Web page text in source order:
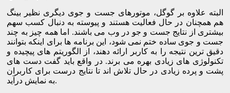
البته علاوه بر گوگل، موتورهای جست و جوی دیگری نظیر بینگ
هم همچنان در حال فعالیت هستند و پیوسته به دنبال کسب سهم
بیشتری از نتایج جست و جو در وب می باشند. اما همه چیز به چند
جست و جوی ساده ختم نمی شود، این برنامه ها برای اینکه بتوانند
دقیق ترین نتیجه را به کاربر ارائه دهند، از الگوریتم های پیچیده و
تکنولوژی های زیادی بهره می برند. در واقع باید گفت دست های
پشت و پرده زیادی در حال تلاش اند تا نتایج درست برای کاربران
به نمایش درآید.